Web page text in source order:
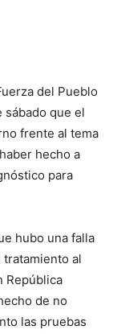
del Pueblo
sábado que el
frente al tema
hecho a
para
hubo una falla
al
República
de no
las pruebas